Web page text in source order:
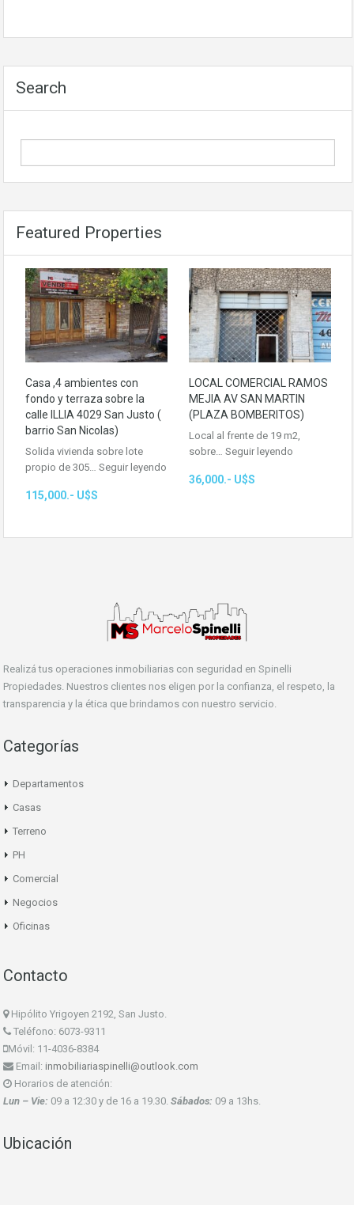
Search
Featured Properties
Casa ,4 ambientes con
fondo y terraza sobre la
calle ILLIA 4029 San Justo (
barrio San Nicolas)
Solida vivienda sobre lote
propio de 305… Seguir leyendo
115,000.- U$S
LOCAL COMERCIAL RAMOS
MEJIA AV SAN MARTIN
(PLAZA BOMBERITOS)
Local al frente de 19 m2,
sobre… Seguir leyendo
36,000.- U$S
Realizá tus operaciones inmobiliarias con seguridad en Spinelli
Propiedades. Nuestros clientes nos eligen por la confianza, el respeto, la
transparencia y la ética que brindamos con nuestro servicio.
Categorías
Departamentos
Casas
Terreno
PH
Comercial
Negocios
Oficinas
Contacto
Hipólito Yrigoyen 2192, San Justo.
Teléfono: 6073-9311
Móvil: 11-4036-8384
Email: inmobiliariaspinelli@outlook.com
Horarios de atención:
Lun – Vie: 09 a 12:30 y de 16 a 19.30. Sábados: 09 a 13hs.
Ubicación